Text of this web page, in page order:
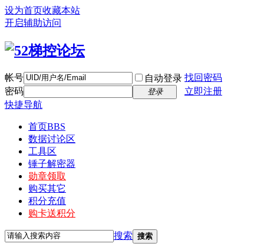
设为首页收藏本站
开启辅助访问
帐号 自动登录 找回密码
密码
登录
立即注册
快捷导航
首页BBS
数据讨论区
工具区
锤子解密器
勋章领取
购买其它
积分充值
购卡送积分
搜索 搜索